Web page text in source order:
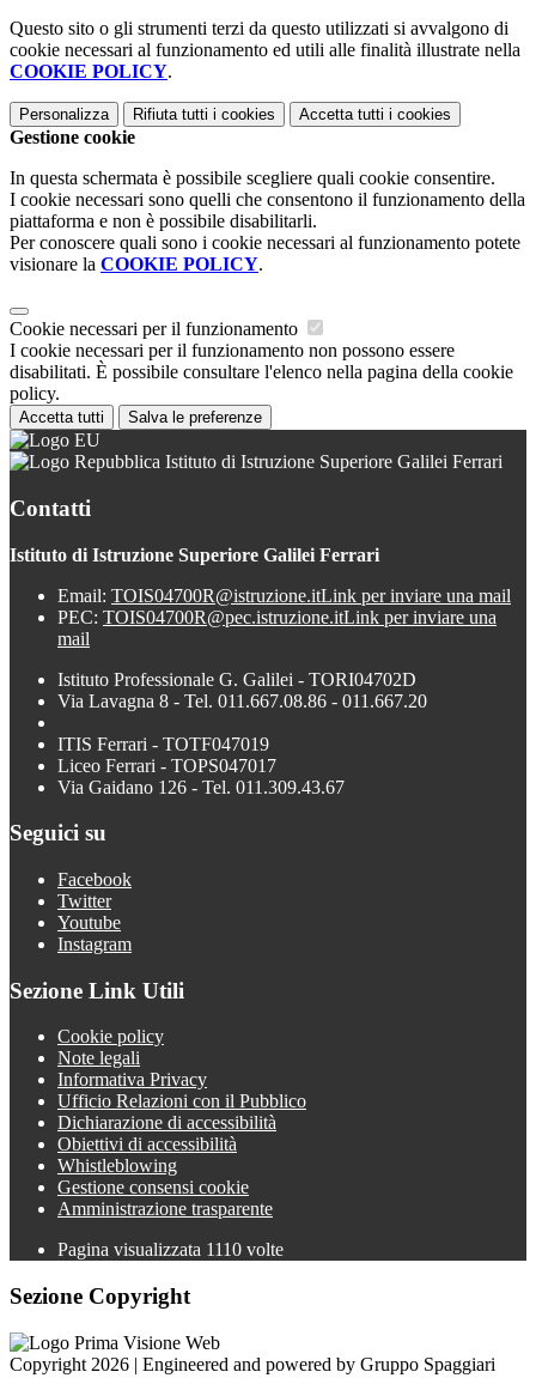
Questo sito o gli strumenti terzi da questo utilizzati si avvalgono di
cookie necessari al funzionamento ed utili alle finalità illustrate nella
COOKIE POLICY.
Personalizza Rifiuta tutti i cookies Accetta tutti i cookies
Gestione cookie
In questa schermata è possibile scegliere quali cookie consentire.
I cookie necessari sono quelli che consentono il funzionamento della
piattaforma e non è possibile disabilitarli.
Per conoscere quali sono i cookie necessari al funzionamento potete
visionare la COOKIE POLICY.
Cookie necessari per il funzionamento
I cookie necessari per il funzionamento non possono essere
disabilitati. È possibile consultare l'elenco nella pagina della cookie
policy.
Accetta tutti Salva le preferenze
Istituto di Istruzione Superiore Galilei Ferrari
Contatti
Istituto di Istruzione Superiore Galilei Ferrari
Email: TOIS04700R@istruzione.itLink per inviare una mail
PEC: TOIS04700R@pec.istruzione.itLink per inviare una
mail
Istituto Professionale G. Galilei - TORI04702D
Via Lavagna 8 - Tel. 011.667.08.86 - 011.667.20
ITIS Ferrari - TOTF047019
Liceo Ferrari - TOPS047017
Via Gaidano 126 - Tel. 011.309.43.67
Seguici su
Facebook
Twitter
Youtube
Instagram
Sezione Link Utili
Cookie policy
Note legali
Informativa Privacy
Ufficio Relazioni con il Pubblico
Dichiarazione di accessibilità
Obiettivi di accessibilità
Whistleblowing
Gestione consensi cookie
Amministrazione trasparente
Pagina visualizzata 1110 volte
Sezione Copyright
Copyright 2026 | Engineered and powered by Gruppo Spaggiari